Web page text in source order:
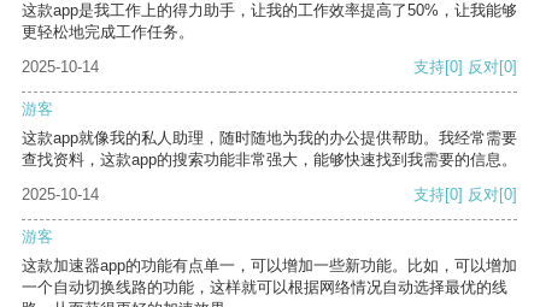
这款app是我工作上的得力助手，让我的工作效率提高了50%，让我能够
更轻松地完成工作任务。
2025-10-14
支持[0] 反对[0]
游客
这款app就像我的私人助理，随时随地为我的办公提供帮助。我经常需要
查找资料，这款app的搜索功能非常强大，能够快速找到我需要的信息。
2025-10-14
支持[0] 反对[0]
游客
这款加速器app的功能有点单一，可以增加一些新功能。比如，可以增加
一个自动切换线路的功能，这样就可以根据网络情况自动选择最优的线